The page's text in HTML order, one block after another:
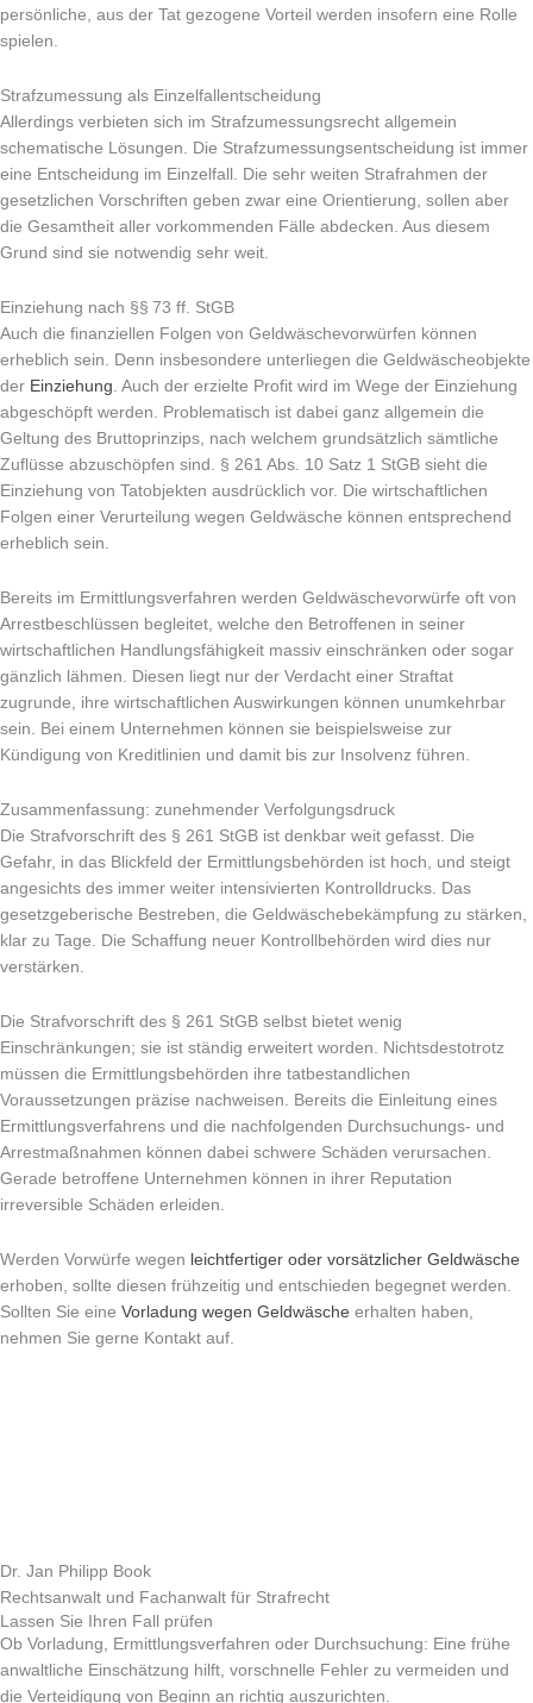
persönliche, aus der Tat gezogene Vorteil werden insofern eine Rolle
spielen.
Strafzumessung als Einzelfallentscheidung
Allerdings verbieten sich im Strafzumessungsrecht allgemein
schematische Lösungen. Die Strafzumessungsentscheidung ist immer
eine Entscheidung im Einzelfall. Die sehr weiten Strafrahmen der
gesetzlichen Vorschriften geben zwar eine Orientierung, sollen aber
die Gesamtheit aller vorkommenden Fälle abdecken. Aus diesem
Grund sind sie notwendig sehr weit.
Einziehung nach §§ 73 ff. StGB
Auch die finanziellen Folgen von Geldwäschevorwürfen können
erheblich sein. Denn insbesondere unterliegen die Geldwäscheobjekte
der Einziehung . Auch der erzielte Profit wird im Wege der Einziehung
abgeschöpft werden. Problematisch ist dabei ganz allgemein die
Geltung des Bruttoprinzips, nach welchem grundsätzlich sämtliche
Zuflüsse abzuschöpfen sind. § 261 Abs. 10 Satz 1 StGB sieht die
Einziehung von Tatobjekten ausdrücklich vor. Die wirtschaftlichen
Folgen einer Verurteilung wegen Geldwäsche können entsprechend
erheblich sein.
Bereits im Ermittlungsverfahren werden Geldwäschevorwürfe oft von
Arrestbeschlüssen begleitet, welche den Betroffenen in seiner
wirtschaftlichen Handlungsfähigkeit massiv einschränken oder sogar
gänzlich lähmen. Diesen liegt nur der Verdacht einer Straftat
zugrunde, ihre wirtschaftlichen Auswirkungen können unumkehrbar
sein. Bei einem Unternehmen können sie beispielsweise zur
Kündigung von Kreditlinien und damit bis zur Insolvenz führen.
Zusammenfassung: zunehmender Verfolgungsdruck
Die Strafvorschrift des § 261 StGB ist denkbar weit gefasst. Die
Gefahr, in das Blickfeld der Ermittlungsbehörden ist hoch, und steigt
angesichts des immer weiter intensivierten Kontrolldrucks. Das
gesetzgeberische Bestreben, die Geldwäschebekämpfung zu stärken,
klar zu Tage. Die Schaffung neuer Kontrollbehörden wird dies nur
verstärken.
Die Strafvorschrift des § 261 StGB selbst bietet wenig
Einschränkungen; sie ist ständig erweitert worden. Nichtsdestotrotz
müssen die Ermittlungsbehörden ihre tatbestandlichen
Voraussetzungen präzise nachweisen. Bereits die Einleitung eines
Ermittlungsverfahrens und die nachfolgenden Durchsuchungs- und
Arrestmaßnahmen können dabei schwere Schäden verursachen.
Gerade betroffene Unternehmen können in ihrer Reputation
irreversible Schäden erleiden.
Werden Vorwürfe wegen leichtfertiger oder vorsätzlicher Geldwäsche
erhoben, sollte diesen frühzeitig und entschieden begegnet werden.
Sollten Sie eine Vorladung wegen Geldwäsche erhalten haben,
nehmen Sie gerne Kontakt auf.
Dr. Jan Philipp Book
Rechtsanwalt und Fachanwalt für Strafrecht
Lassen Sie Ihren Fall prüfen
Ob Vorladung, Ermittlungsverfahren oder Durchsuchung: Eine frühe
anwaltliche Einschätzung hilft, vorschnelle Fehler zu vermeiden und
die Verteidigung von Beginn an richtig auszurichten.